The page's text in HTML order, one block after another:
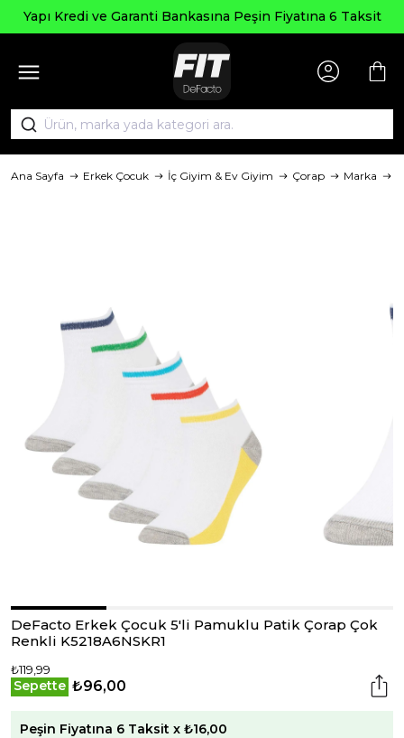
Yapı Kredi ve Garanti Bankasına Peşin Fiyatına 6 Taksit
Ana Sayfa Erkek Çocuk İç Giyim & Ev Giyim Çorap Marka
DeFacto Erkek Çocuk 5'li Pamuklu Patik Çorap Çok
Renkli K5218A6NSKR1
₺119,99
Sepette ₺96,00
Peşin Fiyatına 6 Taksit x ₺16,00